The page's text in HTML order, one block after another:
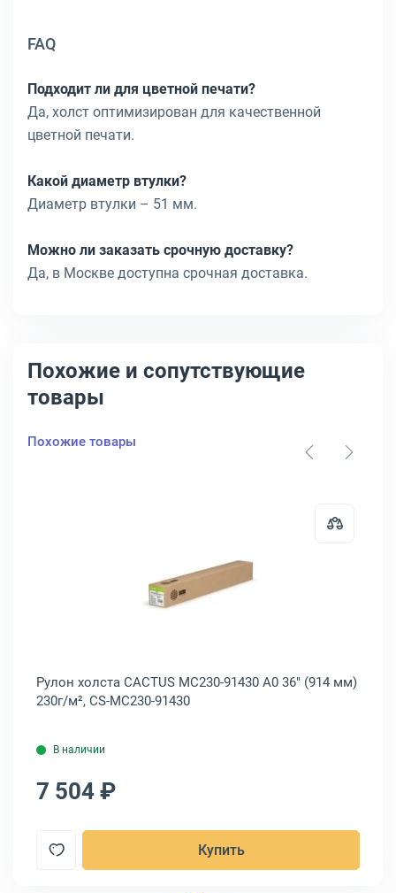
FAQ
Подходит ли для цветной печати?
Да, холст оптимизирован для качественной
цветной печати.
Какой диаметр втулки?
Диаметр втулки – 51 мм.
Можно ли заказать срочную доставку?
Да, в Москве доступна срочная доставка.
Похожие и сопутствующие
товары
Похожие товары
бумаги самоклеющейся LOMOND Universal Self-Adhesive A4 14-
Открыть товар: Рулон холста
Рулон холста CACTUS MC230-91430 A0 36" (914 мм)
230г/м², CS-MC230-91430
В наличии
7 504 ₽
Купить